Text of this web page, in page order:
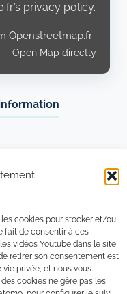
cookies pour stocker et/ou
fait de consentir à ces
vidéos Youtube dans le site
retirer son consentement est
privée, et nous vous
cookies ne gère pas les
privacy policy.
Openstreetmap.fr
Open Map directly